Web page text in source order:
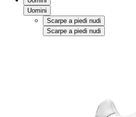
Uomini
Scarpe a piedi nudi
Scarpe a piedi nudi